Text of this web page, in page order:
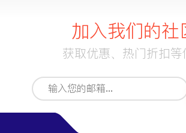
加入我们的社
获取优惠、热门折扣等